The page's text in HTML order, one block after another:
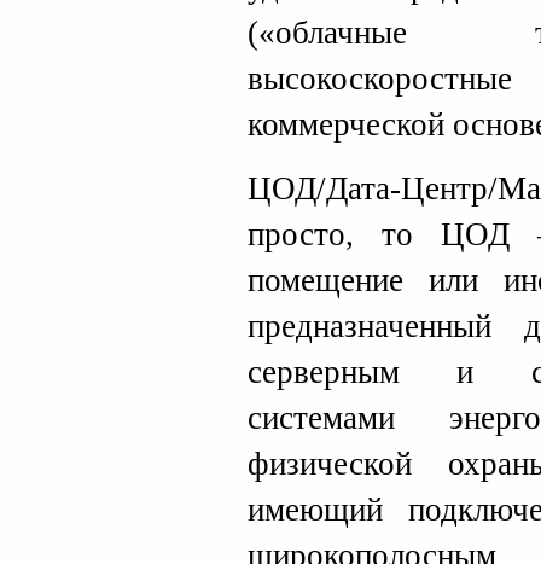
(«облачные
коммерческой
ЦОД/Дата-Центр/
просто, то ЦОД –
помещение или
серверным и
системами
физической
имеющий
широкополосным